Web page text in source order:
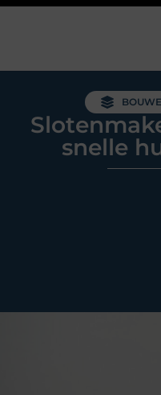
snelle